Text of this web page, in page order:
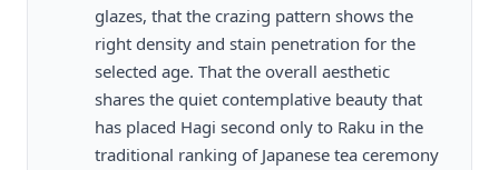
glazes, that the crazing pattern shows the
right density and stain penetration for the
selected age. That the overall aesthetic
shares the quiet contemplative beauty that
has placed Hagi second only to Raku in the
traditional ranking of Japanese tea ceremony